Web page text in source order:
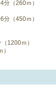
分（260ｍ）
分（450ｍ）
1200ｍ）